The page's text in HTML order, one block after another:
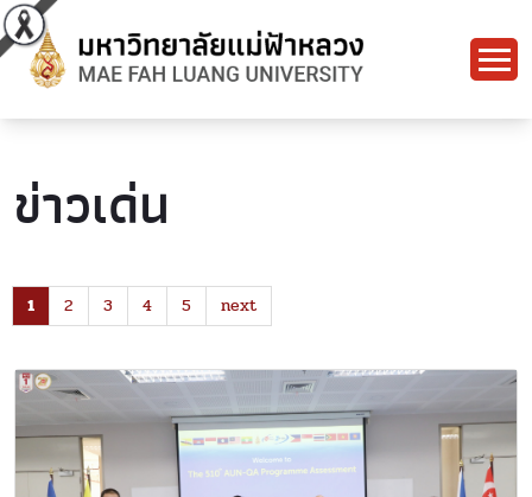
ข่าวเด่น
1 2 3 4 5 next